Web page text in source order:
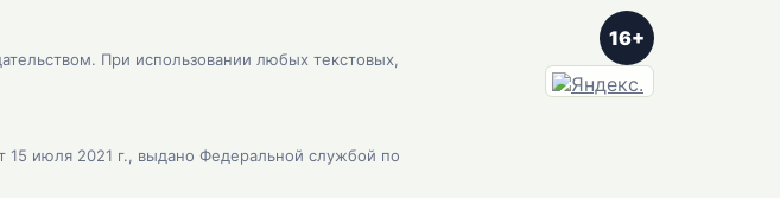
При использовании любых текстовых,
июля 2021 г., выдано Федеральной службой по
16+